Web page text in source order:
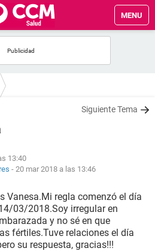
MENU
Siguiente Tema
13:40
- 20 mar 2018 a las 13:46
Vanesa.Mi regla comenzó el día
03/2018.Soy irregular en
y no sé en que
fértiles.Tuve relaciones el día
su respuesta, gracias!!!